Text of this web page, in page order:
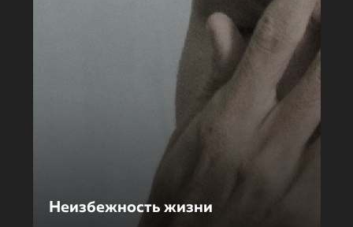
Неизбежность жизни